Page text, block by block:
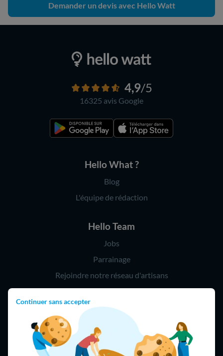
Continuer sans accepter
Demander un devis avec Hello Watt
4,9/5
16325 avis Google
Hello What ?
Blog
L'équipe de rédaction
Hello Team
Jobs
Parrainage
Rejoindre notre réseau d'artisans
Hello !
09 75 18 60 60
(8h-21h)
75018 Paris